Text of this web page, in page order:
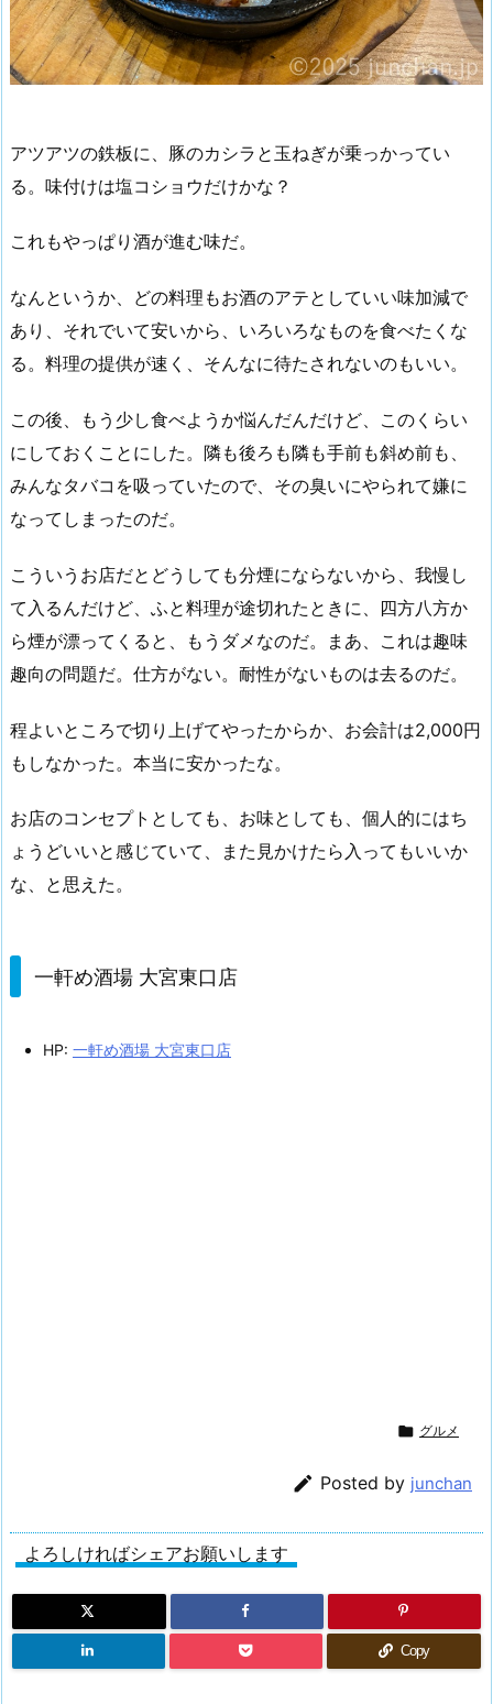
アツアツの鉄板に、豚のカシラと玉ねぎが乗っかってい
る。味付けは塩コショウだけかな？
これもやっぱり酒が進む味だ。
なんというか、どの料理もお酒のアテとしていい味加減で
あり、それでいて安いから、いろいろなものを食べたくな
る。料理の提供が速く、そんなに待たされないのもいい。
この後、もう少し食べようか悩んだんだけど、このくらい
にしておくことにした。隣も後ろも隣も手前も斜め前も、
みんなタバコを吸っていたので、その臭いにやられて嫌に
なってしまったのだ。
こういうお店だとどうしても分煙にならないから、我慢し
て入るんだけど、ふと料理が途切れたときに、四方八方か
ら煙が漂ってくると、もうダメなのだ。まあ、これは趣味
趣向の問題だ。仕方がない。耐性がないものは去るのだ。
程よいところで切り上げてやったからか、お会計は2,000円
もしなかった。本当に安かったな。
お店のコンセプトとしても、お味としても、個人的にはち
ょうどいいと感じていて、また見かけたら入ってもいいか
な、と思えた。
一軒め酒場 大宮東口店
HP: 一軒め酒場 大宮東口店
 グルメ
 Posted by junchan
よろしければシェアお願いします
Copy